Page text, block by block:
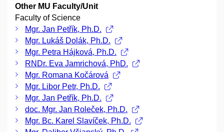
Other MU Faculty/Unit
Faculty of Science
Mgr. Jan Petřík, Ph.D.
Mgr. Lukáš Dolák, Ph.D.
Mgr. Petra Hájková, Ph.D.
RNDr. Eva Jamrichová, PhD.
Mgr. Romana Kočárová
Mgr. Libor Petr, Ph.D.
Mgr. Jan Petřík, Ph.D.
doc. Mgr. Jan Roleček, Ph.D.
Mgr. Bc. Karel Slavíček, Ph.D.